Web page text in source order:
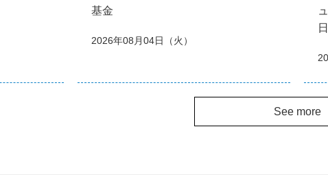
基金
2026年08月04日（火）
See more